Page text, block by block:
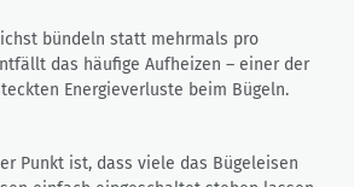
bündeln statt mehrmals pro
das häufige Aufheizen – einer der
Energieverluste beim Bügeln.
Punkt ist, dass viele das Bügeleisen